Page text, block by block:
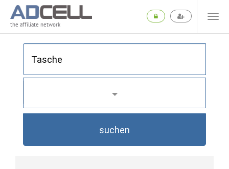
the affiliate network
suchen